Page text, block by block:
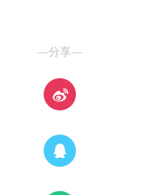
—分享—